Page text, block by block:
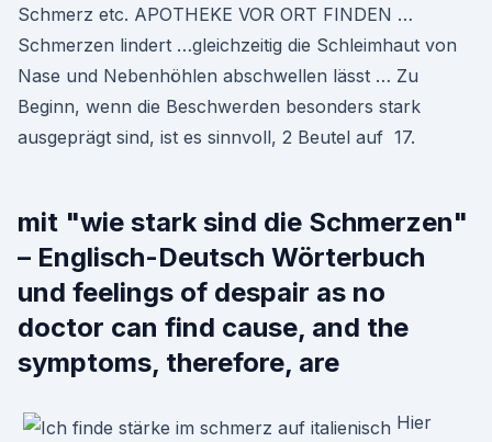
Schmerz etc. APOTHEKE VOR ORT FINDEN …
Schmerzen lindert …gleichzeitig die Schleimhaut von
Nase und Nebenhöhlen abschwellen lässt … Zu
Beginn, wenn die Beschwerden besonders stark
ausgeprägt sind, ist es sinnvoll, 2 Beutel auf 17.
mit "wie stark sind die Schmerzen"
– Englisch-Deutsch Wörterbuch
und feelings of despair as no
doctor can find cause, and the
symptoms, therefore, are
Hier